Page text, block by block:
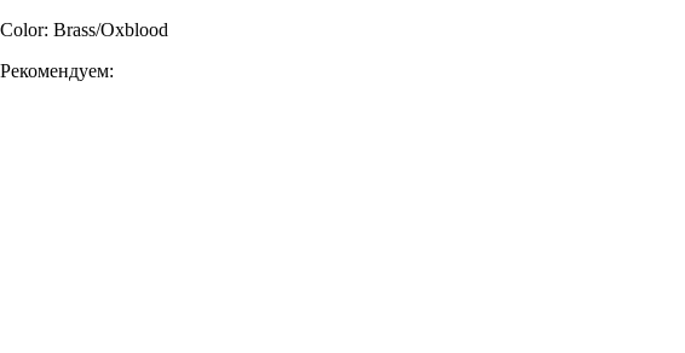
Color: Brass/Oxblood
Рекомендуем: